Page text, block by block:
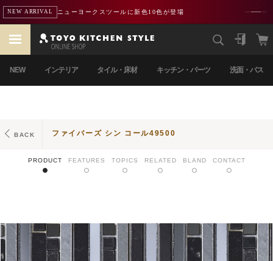
NEW ARRIVAL ニューヨークスツールに新色10色が登場
NEW インテリア タイル・床材 キッチン・パーツ 洗面・バス
BACK ファイバーズ シン コール49500
PRODUCT FEATURES TOPICS RELATED BLAND CONTACT